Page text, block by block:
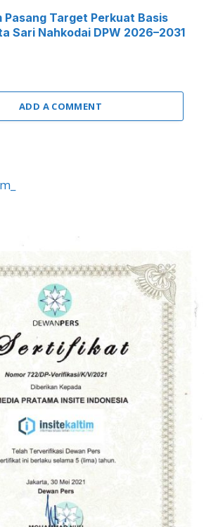
Pasang Target Perkuat Basis
Sari Nahkodai DPW 2026–2031
ADD A COMMENT